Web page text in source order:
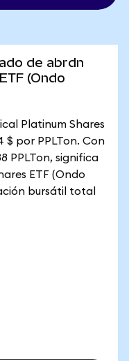
de abrdn
(Ondo
Platinum Shares
$ por PPLTon. Con
PPLTon, significa
ETF (Ondo
bursátil total